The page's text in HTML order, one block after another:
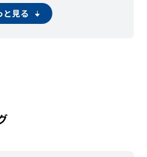
区（橋本）相模原市中央区
横須賀市 平塚市
と見る